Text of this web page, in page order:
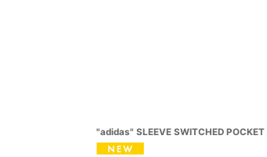
"adidas" SLEEVE SWITCHED